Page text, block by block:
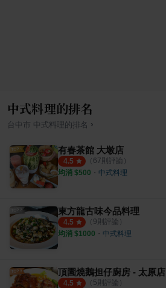
中式料理的排名
台中市 中式料理 的排名 ›
有春茶館 大墩店
4.5 （ 67則評論）
均消 $500 ・ 中式料理
東方龍古味今品料理
4.5 （ 9則評論）
均消 $1000 ・ 中式料理
頂園燒鵝担仔廚房 - 太原店
4.5 （ 5則評論）